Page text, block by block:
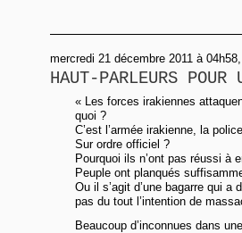
mercredi 21 décembre 2011 à
HAUT-PARLEURS POUR
« Les forces irakiennes
quoi ?
C’est l’armée irakienne, la
Sur ordre officiel ?
Pourquoi ils n’ont pas réussi à
Peuple ont planqués
Ou il s’agit d’une bagarre qui a
pas du tout l’intention de
Beaucoup d’inconnues dans